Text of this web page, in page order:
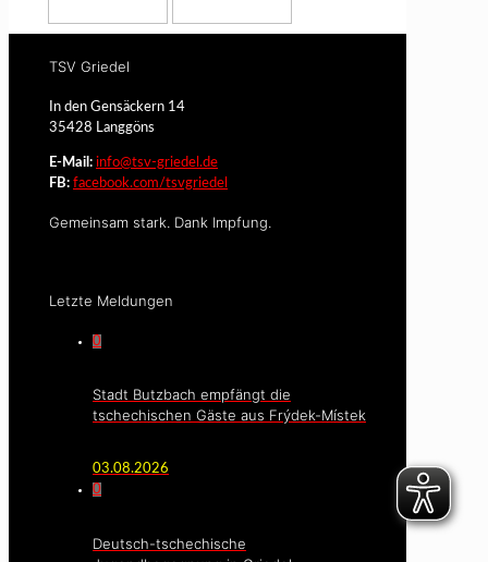
TSV Griedel
In den Gensäckern 14
35428 Langgöns
E-Mail: info@tsv-griedel.de
FB: facebook.com/tsvgriedel
Gemeinsam stark. Dank Impfung.
Letzte Meldungen
0
Stadt Butzbach empfängt die
tschechischen Gäste aus Frýdek-Místek
03.08.2026
0
Deutsch-tschechische